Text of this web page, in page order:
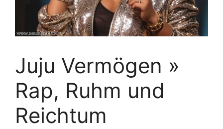
Juju Vermögen »
Rap, Ruhm und
Reichtum